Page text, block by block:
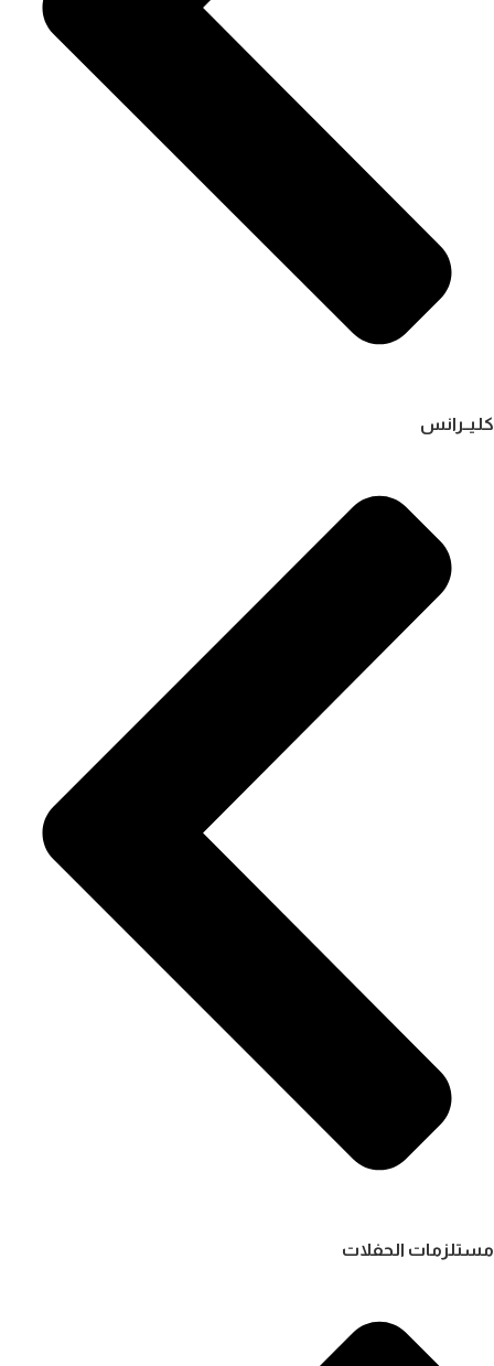
كليــرانس
مستلزمات الحفلات